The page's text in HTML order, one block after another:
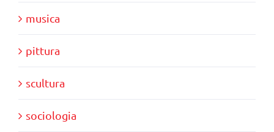
musica
pittura
scultura
sociologia